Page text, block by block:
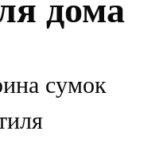
дома
сумок